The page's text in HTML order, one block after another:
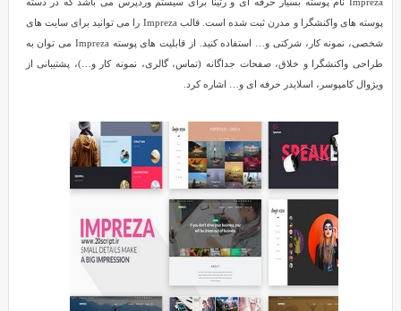
پوسته های واکنشگرا و مدرن ثبت شده است. قالب Impreza را می توانید برای سایت های
شخصی، نمونه کار، شرکتی و… استفاده کنید. از قابلیت های پوسته Impreza می توان به
طراحی واکنشگرا و خلاق، صفحات جداگانه (تماس، گالری، نمونه کار و…)، پشتیبانی از
ویژوال کامپوسر، اسلایدر حرفه ای و… اشاره کرد.